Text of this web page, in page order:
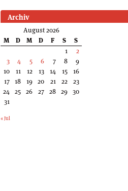
Archiv
August 2026
M
D M D F S
S
1
2
3
4 5 6 7 8
9
10
11 12 13 14 15
16
17 18 19 20 21 22
23
24 25 26 27 28 29 30
31
« Jul